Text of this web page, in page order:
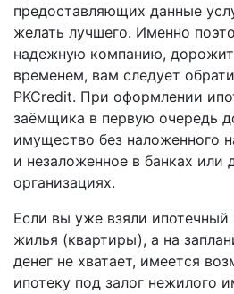
предоставляющих данные
желать лучшего. Именно
надежную компанию,
временем, вам следует
PKCredit. При оформлении
заёмщика в первую очередь
имущество без наложенного
и незаложенное в банках или
организациях.
Если вы уже взяли ипотечный
жилья (квартиры), а на
денег не хватает, имеется
ипотеку под залог нежилого